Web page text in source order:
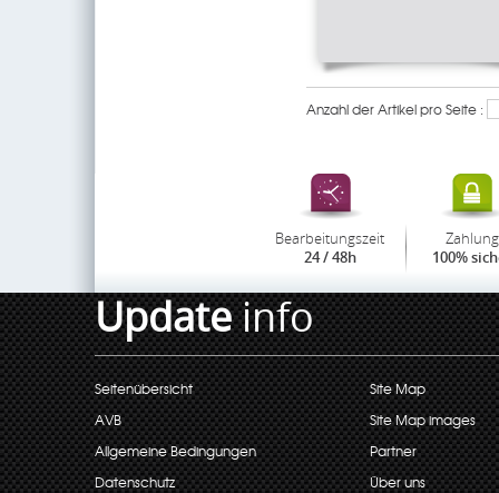
Anzahl der Artikel pro Seite :
Bearbeitungszeit
24 / 48h
Zahlung
100%
Updateinfo
Seitenübersicht
AVB
Allgemeine Bedingungen
Datenschutz
Site Map
Site Map images
Partner
Über uns